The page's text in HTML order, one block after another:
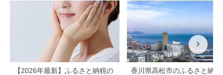
女性 ギフト 贈答 プレ
ゼント ご褒美 石川 金
【2026年最新】ふるさと納税の
香川県高松市のふるさと納税